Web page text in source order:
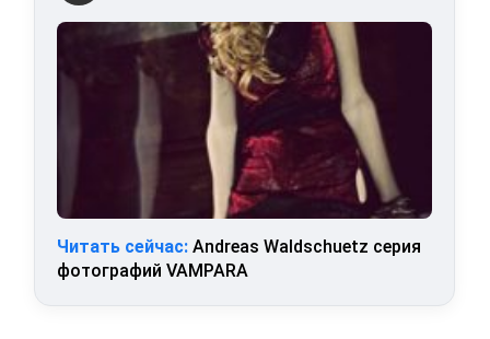
Читать сейчас: Andreas Waldschuetz серия
фотографий VAMPARA